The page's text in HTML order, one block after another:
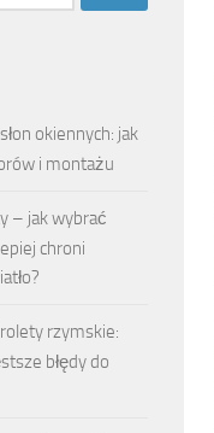
okiennych: jak
i montażu
– jak wybrać
chroni
rzymskie:
błędy do